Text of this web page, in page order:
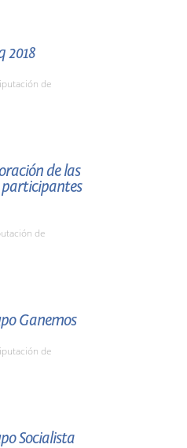
2018
de
de las
participantes
de
Ganemos
de
Socialista